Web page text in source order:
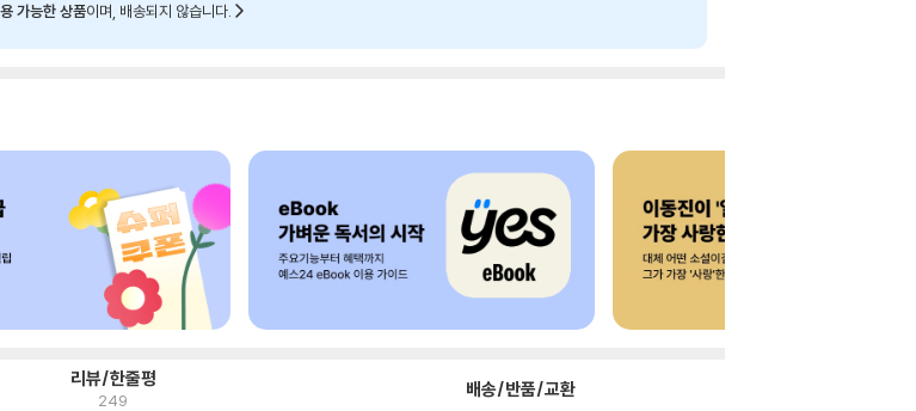
가능한 상품이며, 배송되지 않습니다.
리뷰/한줄평
249 배송/반품/교환